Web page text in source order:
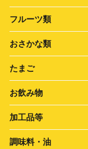
フルーツ類
おさかな類
たまご
お飲み物
加工品等
調味料・油